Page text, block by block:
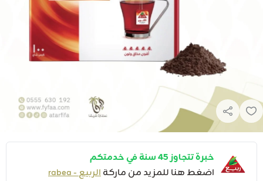
خبرة تتجاوز 45 سنة في خدمتكم
اضغط هنا للمزيد من ماركةالربيع - rabea